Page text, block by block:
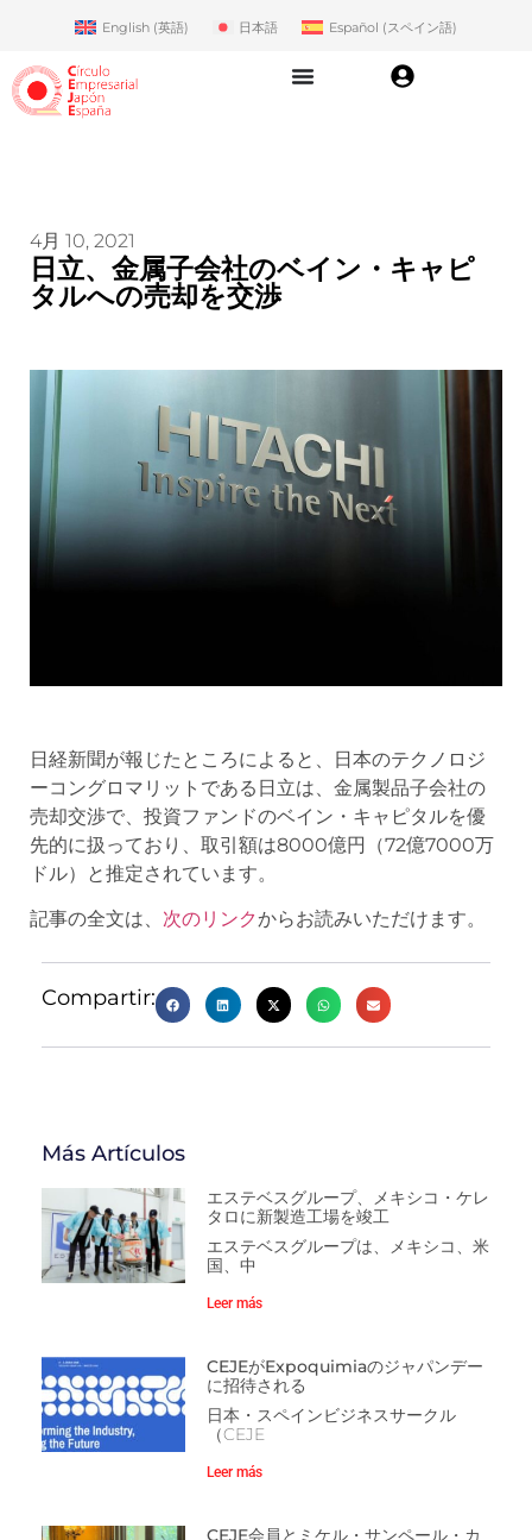
English(英語) 日本語 Español ( スペイン語)
4月 10, 2021
日立、金属子会社のベイン・キャピ
タルへの売却を交渉
日経新聞が報じたところによると、日本のテクノロジ
ーコングロマリットである日立は、金属製品子会社の
売却交渉で、投資ファンドのベイン・キャピタルを優
先的に扱っており、取引額は8000億円（72億7000万
ドル）と推定されています。
記事の全文は、 次のリンクからお読みいただけます。
Compartir:
Más Artículos
エステベスグループ、メキシコ・ケレ
タロに新製造工場を竣工
エステベスグループは、メキシコ、米
国、中
Leer más
CEJEがExpoquimiaのジャパンデー
に招待される
日本・スペインビジネスサークル
（CEJE
Leer más
CEJE会員とミケル・サンペール・カ